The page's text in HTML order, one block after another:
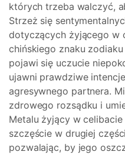
których trzeba walczyć,
Strzeż się
dotyczących żyjącego w
chińskiego znaku
pojawi się uczucie
ujawni prawdziwe
agresywnego partnera.
zdrowego rozsądku i
Metalu żyjący w
szczęście w drugiej
pozwalając, by jego